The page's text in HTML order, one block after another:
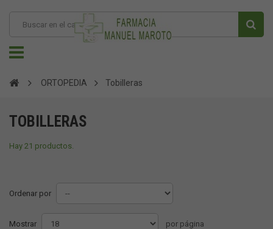
ORTOPEDIA Tobilleras
TOBILLERAS
Hay 21 productos.
Ordenar por
Mostrar por página